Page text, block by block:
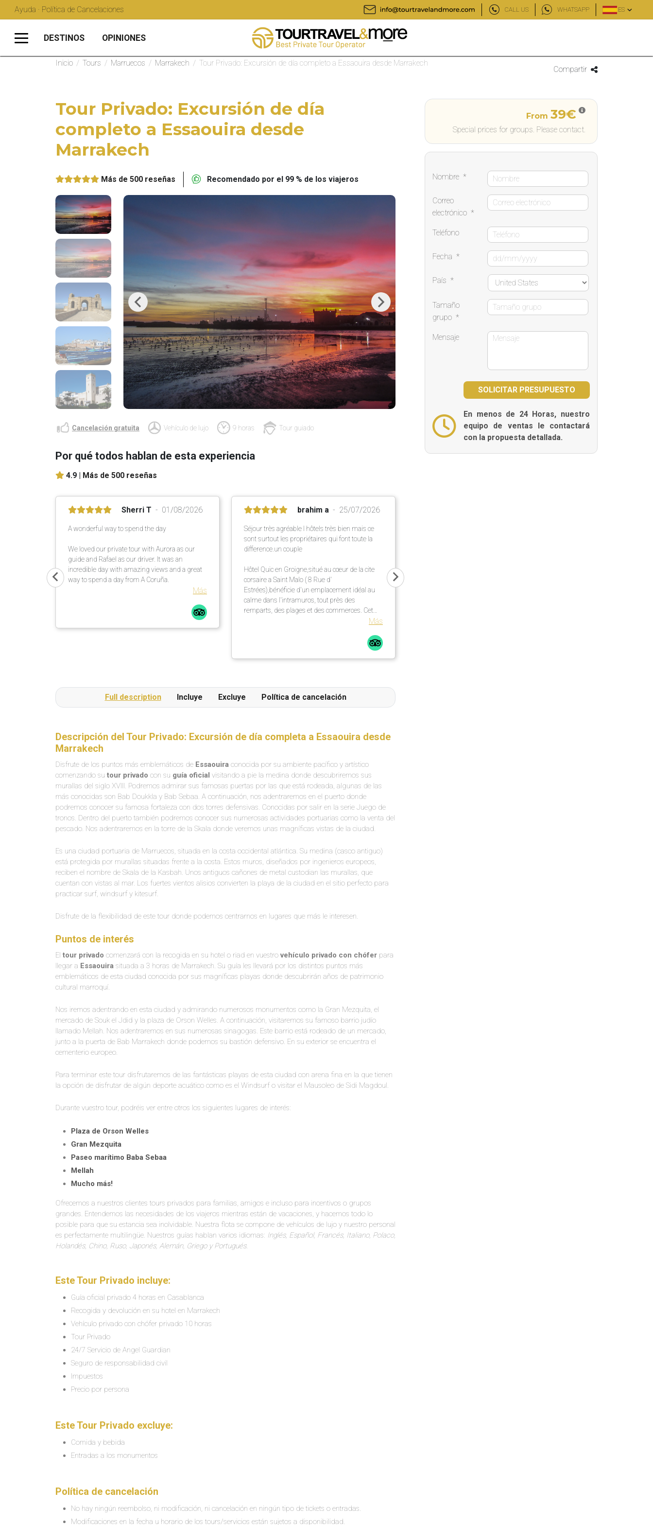
Ayuda · Política de Cancelaciones CALL US WHATSAPP ES
DESTINOS OPINIONES
Inicio / Tours / Marruecos / Marrakech / Tour Privado: Excursión de día completo a Essaouira desde Marrakech
Compartir
Tour Privado: Excursión de día
completo a Essaouira desde
Marrakech
Más de 500 reseñas Recomendado por el 99 % de los viajeros
Previous Next
Cancelación gratuita Vehículo de lujo 9 horas Tour guiado
Por qué todos hablan de esta experiencia
4.9 | Más de 500 reseñas
Sherri T 01/08/2026
A wonderful way to spend the day
We loved our private tour with Aurora as our
guide and Rafael as our driver. It was an
incredible day with amazing views and a great
way to spend a day from A Coruña.
Más
brahim a 25/07/2026
Séjour très agréable l hôtels très bien mais ce
sont surtout les propriétaires qui font toute la
difference.un couple
Hôtel Quic en Groigne,situé au cœur de la cite
corsaire a Saint Malo ( 8 Rue d'
Estrées),bénéficie d'un emplacement idéal au
calme dans l'intramuros, tout près des
remparts, des plages et des commerces. Cet
élégante bâtisse en pierre ,un petit déjeuner
répute mettant a l' honneur des produits locaux
et artisanaux ainsi qu' une terrasse extérieur
Más
Full description Incluye Excluye Política de cancelación
Descripción del Tour Privado: Excursión de día completa a Essaouira desde
Marrakech
Disfrute de los puntos más emblemáticos de Essaouira conocida por su ambiente pacífico y artístico
comenzando su tour privado con su guía oficial visitando a pie la medina donde descubriremos sus
murallas del siglo XVIII. Podremos admirar sus famosas puertas por las que está rodeada, algunas de las
más conocidas son Bab Doukkla y Bab Sebaa. A continuación, nos adentraremos en el puerto donde
podremos conocer su famosa fortaleza con dos torres defensivas. Conocidas por salir en la serie Juego de
tronos. Dentro del puerto también podremos conocer sus numerosas actividades portuarias como la venta del
pescado. Nos adentraremos en la torre de la Skala donde veremos unas magníficas vistas de la ciudad.
Es una ciudad portuaria de Marruecos, situada en la costa occidental atlántica. Su medina (casco antiguo)
está protegida por murallas situadas frente a la costa. Estos muros, diseñados por ingenieros europeos,
reciben el nombre de Skala de la Kasbah. Unos antiguos cañones de metal custodian las murallas, que
cuentan con vistas al mar. Los fuertes vientos alisios convierten la playa de la ciudad en el sitio perfecto para
practicar surf, windsurf y kitesurf.
Disfrute de la flexibilidad de este tour donde podemos centrarnos en lugares que más le interesen.
Puntos de interés
El tour privado comenzará con la recogida en su hotel o riad en vuestro vehículo privado con chófer para
llegar a Essaouira situada a 3 horas de Marrakech. Su guía les llevará por los distintos puntos más
emblemáticos de esta ciudad conocida por sus magníficas playas donde descubrirán años de patrimonio
cultural marroquí.
Nos iremos adentrando en esta ciudad y admirando numerosos monumentos como la Gran Mezquita, el
mercado de Souk el Jdid y la plaza de Orson Welles. A continuación, visitaremos su famoso barrio judío
llamado Mellah. Nos adentraremos en sus numerosas sinagogas. Este barrio está rodeado de un mercado,
junto a la puerta de Bab Marrakech donde podemos su bastión defensivo. En su exterior se encuentra el
cementerio europeo.
Para terminar este tour disfrutaremos de las fantásticas playas de esta ciudad con arena fina en la que tienen
la opción de disfrutar de algún deporte acuático como es el Windsurf o visitar el Mausoleo de Sidi Magdoul.
Durante vuestro tour, podréis ver entre otros los siguientes lugares de interés:
Plaza de Orson Welles
Gran Mezquita
Paseo marítimo Baba Sebaa
Mellah
Mucho más!
Ofrecemos a nuestros clientes tours privados para familias, amigos e incluso para incentivos o grupos
grandes. Entendemos las necesidades de los viajeros mientras están de vacaciones, y hacemos todo lo
posible para que su estancia sea inolvidable. Nuestra flota se compone de vehículos de lujo y nuestro personal
es perfectamente multilingüe. Nuestros guías hablan varios idiomas: Inglés, Español, Francés, Italiano, Polaco,
Holandés, Chino, Ruso, Japonés, Alemán, Griego y Portugués.
Este Tour Privado incluye:
Guía oficial privado 4 horas en Casablanca
Recogida y devolución en su hotel en Marrakech
Vehículo privado con chófer privado 10 horas
Tour Privado
24/7 Servicio de Angel Guardian
Seguro de responsabilidad civil
Impuestos
Precio por persona
Este Tour Privado excluye:
Comida y bebida
Entradas a los monumentos
Política de cancelación
No hay ningún reembolso, ni modificación, ni cancelación en ningún tipo de tickets o entradas.
Modificaciones en la fecha u horario de los tours/servicios están sujetos a disponibilidad.
From 39€
Special prices for groups. Please contact.
Nombre *
Correo
electrónico *
Teléfono
Fecha *
País *
Tamaño
grupo *
Mensaje
En menos de 24 Horas, nuestro
equipo de ventas le contactará
con la propuesta detallada.